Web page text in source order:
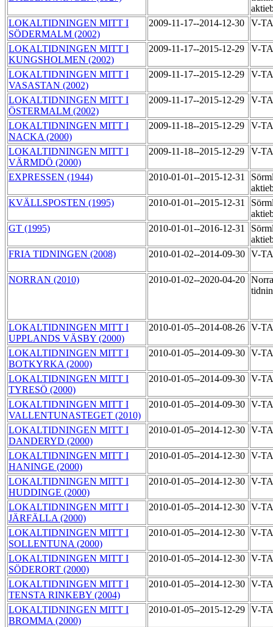
LOKALTIDNINGEN MITT I
SÖDERMALM (2002)
2009-11-17--2014-12-30 V-
LOKALTIDNINGEN MITT I
KUNGSHOLMEN (2002)
2009-11-17--2015-12-29 V-
LOKALTIDNINGEN MITT I
VASASTAN (2002)
2009-11-17--2015-12-29 V-
LOKALTIDNINGEN MITT I
ÖSTERMALM (2002)
2009-11-17--2015-12-29 V-
LOKALTIDNINGEN MITT I
NACKA (2000)
2009-11-18--2015-12-29 V-
LOKALTIDNINGEN MITT I
VÄRMDÖ (2000)
2009-11-18--2015-12-29 V-
EXPRESSEN (1944) 2010-01-01--2015-12-31
KVÄLLSPOSTEN (1995)
2010-01-01--2015-12-31
GT (1995)
2010-01-01--2016-12-31
FRIA TIDNINGEN (2008)
2010-01-02--2014-09-30 V-
NORRAN (2010) 2010-01-02--2020-04-20
LOKALTIDNINGEN MITT I
UPPLANDS VÄSBY (2000)
2010-01-05--2014-08-26 V-
LOKALTIDNINGEN MITT I
BOTKYRKA (2000)
2010-01-05--2014-09-30 V-
LOKALTIDNINGEN MITT I
TYRESÖ (2000)
2010-01-05--2014-09-30 V-
LOKALTIDNINGEN MITT I
VALLENTUNASTEGET (2010)
2010-01-05--2014-09-30 V-
LOKALTIDNINGEN MITT I
DANDERYD (2000)
2010-01-05--2014-12-30 V-
LOKALTIDNINGEN MITT I
HANINGE (2000)
2010-01-05--2014-12-30 V-
LOKALTIDNINGEN MITT I
HUDDINGE (2000)
2010-01-05--2014-12-30 V-
LOKALTIDNINGEN MITT I
JÄRFÄLLA (2000)
2010-01-05--2014-12-30 V-
LOKALTIDNINGEN MITT I
SOLLENTUNA (2000)
2010-01-05--2014-12-30 V-
LOKALTIDNINGEN MITT I
SÖDERORT (2000)
2010-01-05--2014-12-30 V-
LOKALTIDNINGEN MITT I
TENSTA RINKEBY (2004)
2010-01-05--2014-12-30 V-
LOKALTIDNINGEN MITT I
BROMMA (2000)
2010-01-05--2015-12-29 V-